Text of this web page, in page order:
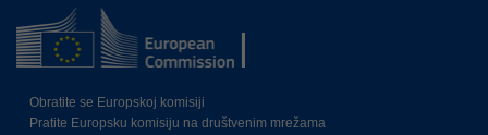
Obratite se Europskoj komisiji
Pratite Europsku komisiju na društvenim mrežama